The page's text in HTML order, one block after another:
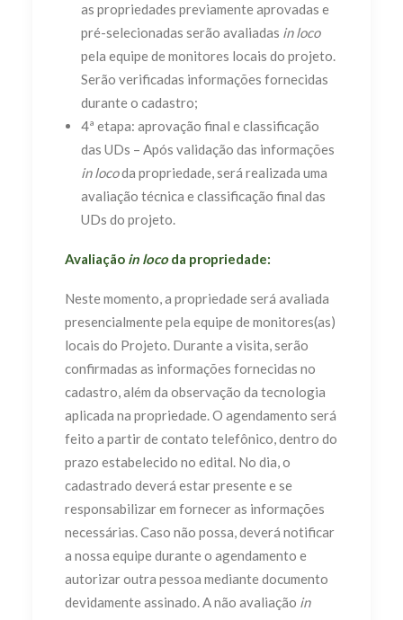
as propriedades previamente aprovadas e
pré-selecionadas serão avaliadas in loco
pela equipe de monitores locais do projeto.
Serão verificadas informações fornecidas
durante o cadastro;
4ª etapa: aprovação final e classificação
das UDs – Após validação das informações
in locoda propriedade, será realizada uma
avaliação técnica e classificação final das
UDs do projeto.
Avaliação in locoda propriedade:
Neste momento, a propriedade será avaliada
presencialmente pela equipe de monitores(as)
locais do Projeto. Durante a visita, serão
confirmadas as informações fornecidas no
cadastro, além da observação da tecnologia
aplicada na propriedade. O agendamento será
feito a partir de contato telefônico, dentro do
prazo estabelecido no edital. No dia, o
cadastrado deverá estar presente e se
responsabilizar em fornecer as informações
necessárias. Caso não possa, deverá notificar
a nossa equipe durante o agendamento e
autorizar outra pessoa mediante documento
devidamente assinado. A não avaliação in